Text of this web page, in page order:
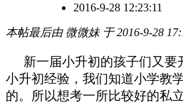
2016-9-28 12:23:11
本帖最后由 微微妹 于 2016-9-28
新一届小升初的孩子们又要
小升初经验，我们知道小学教
的。所以想考一所比较好的私